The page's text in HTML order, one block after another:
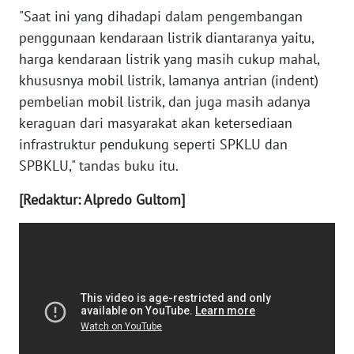
"Saat ini yang dihadapi dalam pengembangan
penggunaan kendaraan listrik diantaranya yaitu,
harga kendaraan listrik yang masih cukup mahal,
khususnya mobil listrik, lamanya antrian (indent)
pembelian mobil listrik, dan juga masih adanya
keraguan dari masyarakat akan ketersediaan
infrastruktur pendukung seperti SPKLU dan
SPBKLU," tandas buku itu.
[Redaktur: Alpredo Gultom]
WN
NUSANTARA
WN
JOGJA
WN
JATIM
BALI
WN
KALTENG